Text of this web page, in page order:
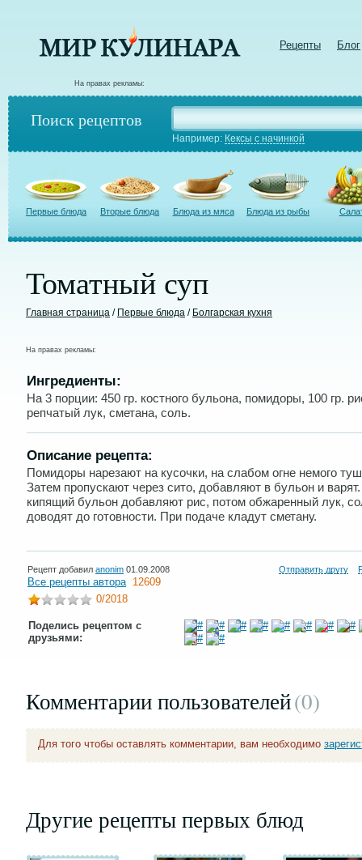
Рецепты Блог
На правах рекламы:
Поиск рецептов
Например: Кексы с начинкой
Первые блюда Вторые блюда Блюда из мяса Блюда из рыбы
Томатный суп
Главная страница / Первые блюда / Болгарская кухня
На правах рекламы:
Ингредиенты:
На 3 порции: 450 гр. костного бульона, помидоры, 100 гр.
репчатый лук, сметана, соль.
Описание рецепта:
Помидоры нарезают на кусочки, на слабом огне немого
Затем пропускают через сито, добавляют в бульон и
кипящий бульон добавляют рис, потом обжаренный лук,
доводят до готовности. При подаче кладут сметану.
Рецепт добавил anonim 01.09.2008 Отправить другу
Все рецепты автора 12609
0/2018
Поделись рецептом с
друзьями:
Комментарии пользователей(0)
Для того чтобы оставлять комментарии, вам необходимо
Другие рецепты первых блюд